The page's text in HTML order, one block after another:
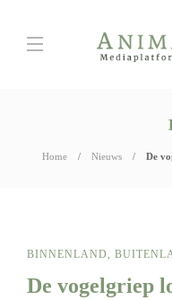
Home Nieuws De
BINNENLAND,
De vogelgriep